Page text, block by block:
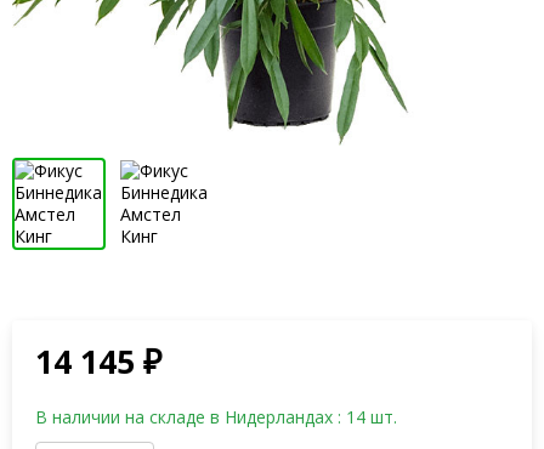
14 145₽
В наличии на складе в Нидерландах : 14 шт.